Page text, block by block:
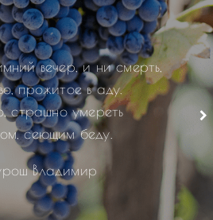
вечер, и ни смерть,
прожитое в аду.
страшно умереть
сеющим беду.
Владимир